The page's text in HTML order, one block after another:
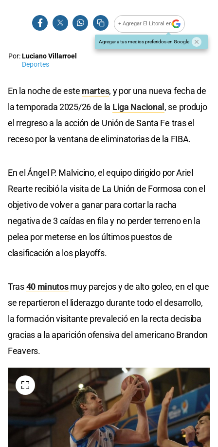
+ Agregar El Litoral en
Agregar a tus medios preferidos en Google
Por:Luciano Villarroel
Deportes
En la noche de este martes, y por una nueva fecha de
la temporada 2025/26 de la Liga Nacional, se produjo
el rregreso a la acción de Unión de Santa Fe tras el
receso por la ventana de eliminatorias de la FIBA.
En el Ángel P. Malvicino, el equipo dirigido por Ariel
Rearte recibió la visita de La Unión de Formosa con el
objetivo de volver a ganar para cortar la racha
negativa de 3 caídas en fila y no perder terreno en la
pelea por meterse en los últimos puestos de
clasificación a los playoffs.
Tras40 minutosmuy parejos y de alto goleo, en el que
se repartieron el liderazgo durante todo el desarrollo,
la formación visitante prevaleció en la recta decisiba
gracias a la aparición ofensiva del americano Brandon
Feavers.